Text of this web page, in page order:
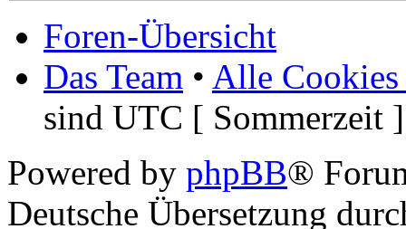
Foren-Übersicht
Das Team • Alle Cookies
sind UTC [ Sommerzeit ]
Powered by phpBB®
Deutsche Übersetzung